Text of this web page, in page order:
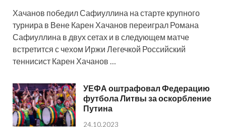
Хачанов победил Сафиуллина на старте крупного
турнира в Вене Карен Хачанов переиграл Романа
Сафиуллина в двух сетах и в следующем матче
встретится с чехом Иржи Легечкой Российский
теннисист Карен Хачанов …
УЕФА оштрафовал Федерацию
футбола Литвы за оскорбление
Путина
24.10.2023